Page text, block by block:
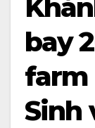
bay
farm
Sinh